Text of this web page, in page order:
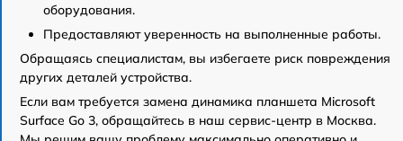
оборудования.
Предоставляют уверенность на выполненные работы.
Обращаясь специалистам, вы избегаете риск повреждения
других деталей устройства.
Если вам требуется замена динамика планшета Microsoft
Surface Go 3, обращайтесь в наш сервис-центр в Москва.